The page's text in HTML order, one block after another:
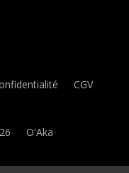
CGV
O'Aka